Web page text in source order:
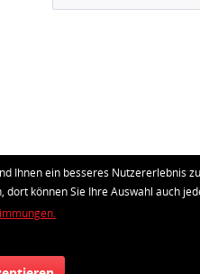
Ihnen ein besseres Nutzererlebnis
dort können Sie Ihre Auswahl auch